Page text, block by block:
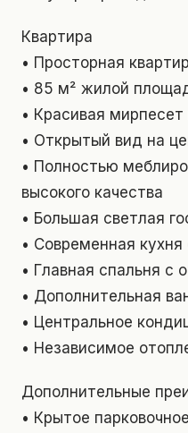
Квартира
• Просторная
• 85 м² жилой
• Красивая
• Открытый вид на
• Полностью
высокого качества
• Большая светлая
• Современная
• Главная спальня с
• Дополнительная
• Центральное
• Независимое
Дополнительные
• Крытое